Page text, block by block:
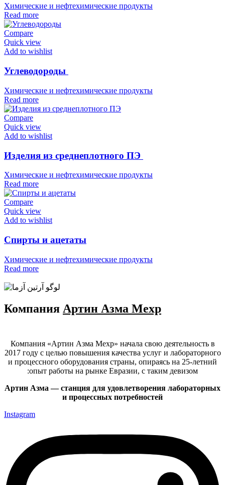
Химические и нефтехимические продукты
Read more
Compare
Quick view
Add to wishlist
Углеводороды
Химические и нефтехимические продукты
Read more
Compare
Quick view
Add to wishlist
Изделия из среднеплотного ПЭ
Химические и нефтехимические продукты
Read more
Compare
Quick view
Add to wishlist
Спирты и ацетаты
Химические и нефтехимические продукты
Read more
Компания Артин Азма Мехр
Компания «Артин Азма Мехр» начала свою деятельность в
2017 году с целью повышения качества услуг и лабораторного
и процессного оборудования страны, опираясь на 25-летний
опыт работы на рынке Евразии, с таким девизом:
Артин Азма — станция для удовлетворения лабораторных
и процессных потребностей
Instagram